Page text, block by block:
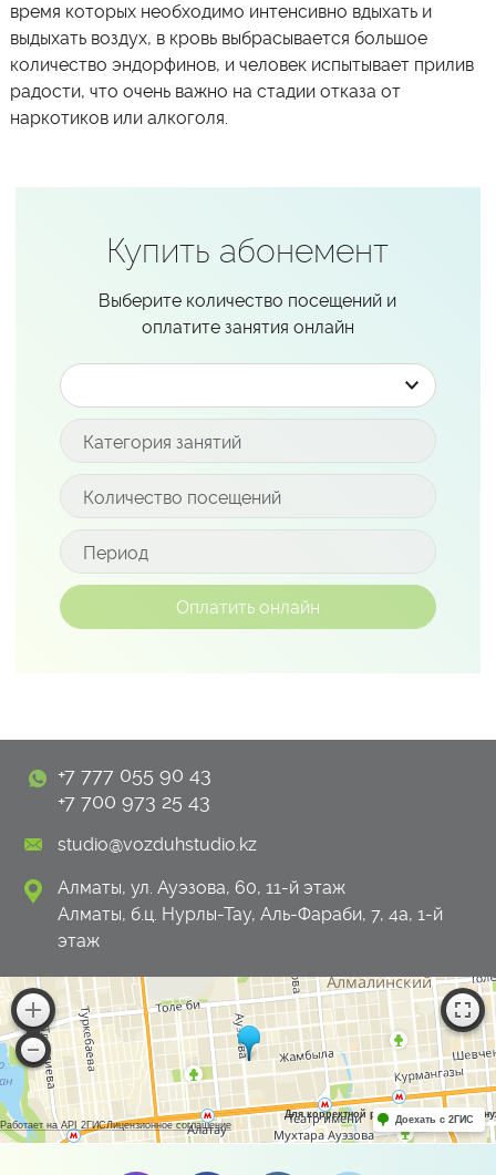
время которых необходимо интенсивно вдыхать и
выдыхать воздух, в кровь выбрасывается большое
количество эндорфинов, и человек испытывает прилив
радости, что очень важно на стадии отказа от
наркотиков или алкоголя.
Купить абонемент
Выберите количество посещений и
оплатите занятия онлайн
+7 777 055 90 43
+7 700 973 25 43
studio@vozduhstudio.kz
Алматы, ул. Ауэзова, 60, 11-й этаж
Алматы, б.ц. Нурлы-Тау, Аль-Фараби, 7, 4а, 1-й
этаж
Работает на API 2ГИСЛицензионное соглашение
Для корректной работы Raster JS API
Доехать с 2ГИС